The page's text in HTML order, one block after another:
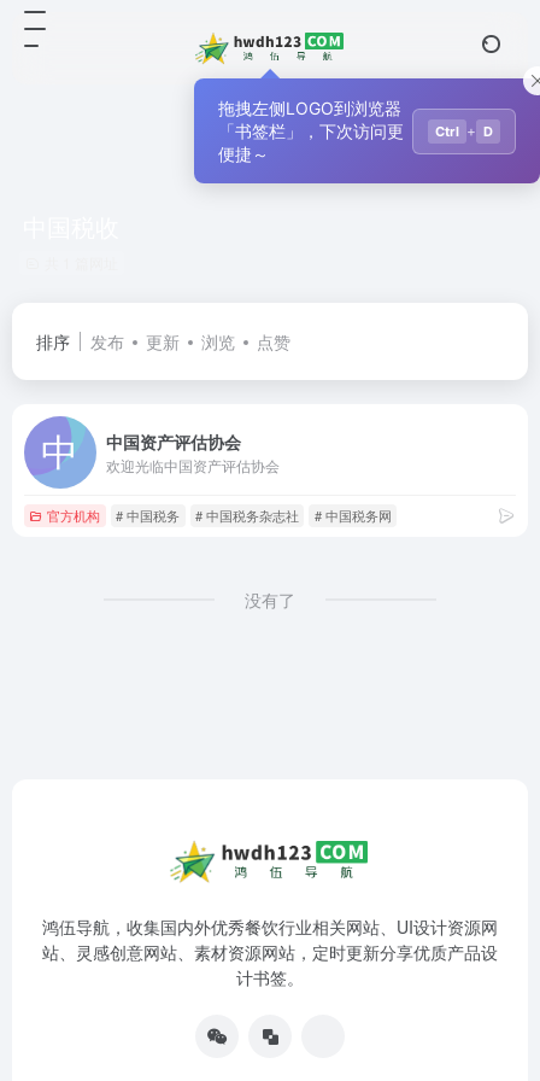
排序 发布 更新 浏览 点赞
中国资产评估协会
欢迎光临中国资产评估协会
官方机构 # 中国税务 # 中国税务杂志社 # 中国税务网
没有了
鸿伍导航，收集国内外优秀餐饮行业相关网站、UI设计资源网
站、灵感创意网站、素材资源网站，定时更新分享优质产品设
计书签。
拖拽左侧LOGO到浏览器
「书签栏」，下次访问更
便捷～
Ctrl + D